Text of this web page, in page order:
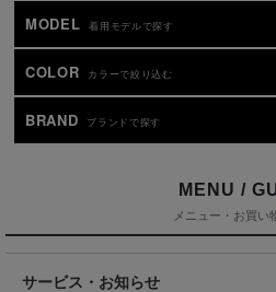
MODEL 着用モデルで探す
COLOR カラーで絞り込む
BRAND ブランドで探す
MENU /
メニュー・お買い
サービス・お知らせ